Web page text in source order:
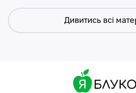
Дивитись всі